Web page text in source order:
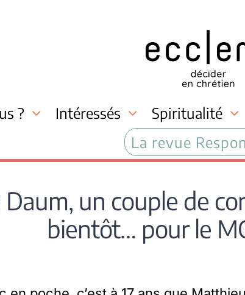
? Intéressés Spiritualité
La revue
un couple de
bientôt… pour le